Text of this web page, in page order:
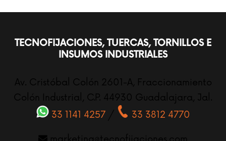
TECNOFIJACIONES, TUERCAS, TORNILLOS E
INSUMOS INDUSTRIALES
Av. Cristóbal Colón 2601-A, Fraccionamiento
Colón Industrial, C.P. 44930 Guadalajara, Jal.
33 1141 4257/ 33 3812 4770